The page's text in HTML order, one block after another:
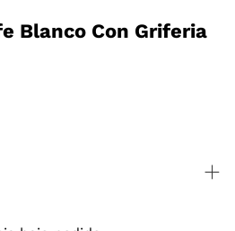
Blanco Con Griferia